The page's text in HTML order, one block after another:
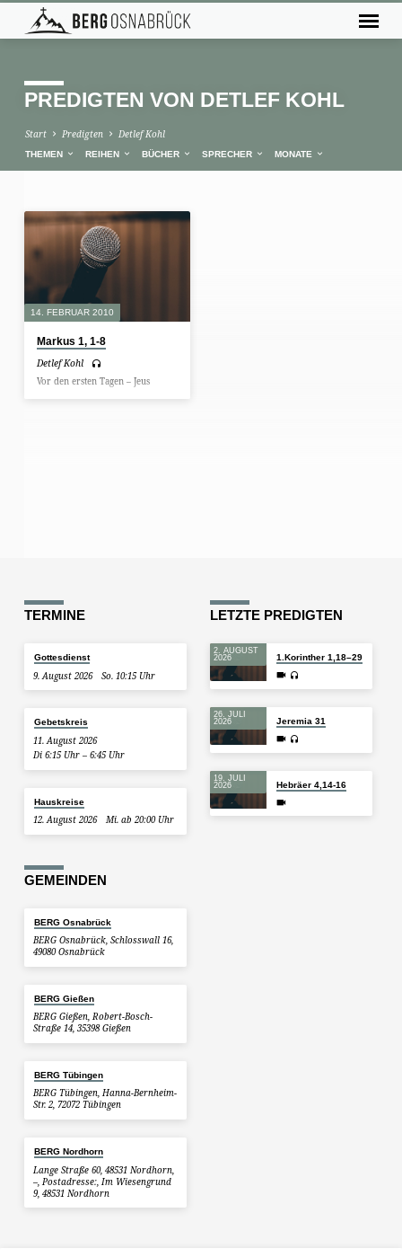
PREDIGTEN VON DETLEF KOHL
Start Predigten Detlef Kohl
THEMEN REIHEN BÜCHER SPRECHER MONATE
PREDIGTEN
VON
DETLEF
KOHL
14. FEBRUAR 2010
Markus 1, 1-8
Detlef Kohl
Vor den ersten Tagen – Jeus
TERMINE
Gottesdienst
9. August 2026 So. 10:15 Uhr
Gebetskreis
11. August 2026
Di 6:15 Uhr – 6:45 Uhr
Hauskreise
12. August 2026 Mi. ab 20:00 Uhr
LETZTE PREDIGTEN
2. AUGUST
2026
1.Korinther 1,18–29
26. JULI
2026
Jeremia 31
19. JULI
2026
Hebräer 4,14-16
GEMEINDEN
BERG Osnabrück
BERG Osnabrück, Schlosswall 16,
49080 Osnabrück
BERG Gießen
BERG Gießen, Robert-Bosch-
Straße 14, 35398 Gießen
BERG Tübingen
BERG Tübingen, Hanna-Bernheim-
Str. 2, 72072 Tübingen
BERG Nordhorn
Lange Straße 60, 48531 Nordhorn,
–, Postadresse:, Im Wiesengrund
9, 48531 Nordhorn